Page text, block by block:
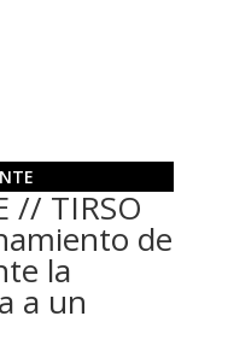
// TIRSO
de
la
a un